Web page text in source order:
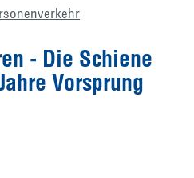
- Die Schiene
Vorsprung